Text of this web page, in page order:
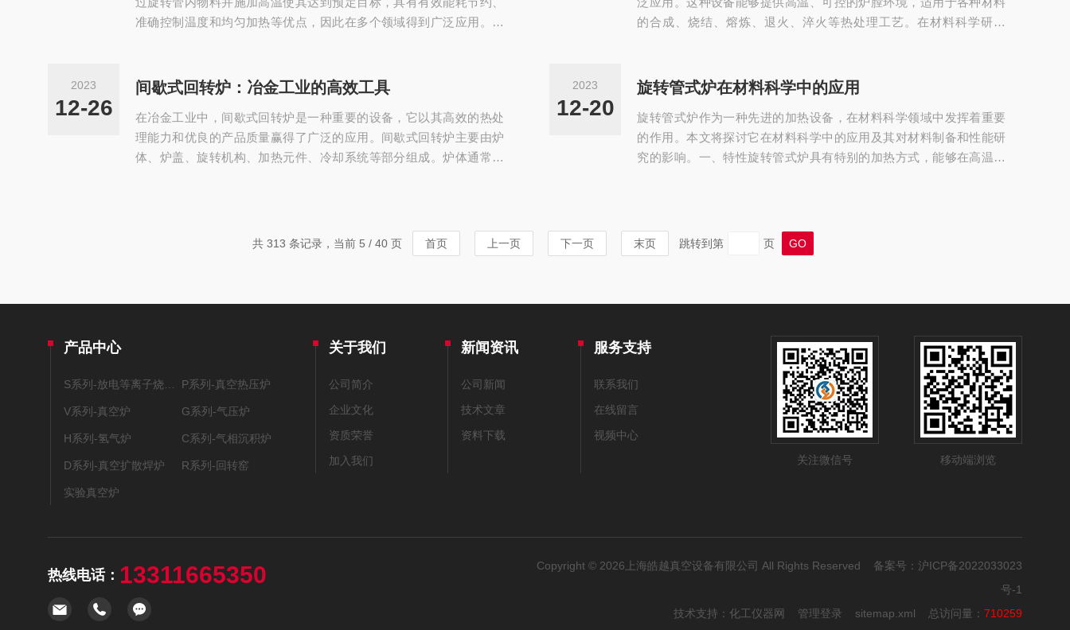
准确控制温度和均匀加热等优点，因此在多个领域得到广泛应用。首
旋转功能能够满足这些工业要求。例如，铬铁合金生产过程中需要采
其次，在建材行业中也有着广泛的应用。建材行业中需要将原材料进...
的合成、烧结、熔炼、退火、淬火等热处理工艺。在材料科学研究
料等。例如，碳化硅陶瓷的制备就需要在高温下进行反应，而管式炉
它在材料改性方面也具有重要作用。通过调整加热温度、保温时间等
工...
2023
12-26
间歇式回转炉：冶金工业的高效工具
在冶金工业中，间歇式回转炉是一种重要的设备，它以其高效的热处
理能力和优良的产品质量赢得了广泛的应用。间歇式回转炉主要由炉
体、炉盖、旋转机构、加热元件、冷却系统等部分组成。炉体通常由
加热和冷却。加热元件通常采用电加热或燃气加热，能够提供足够的
热量来满足热处理的需求。冷却系统则负责将炉体内的热量迅速排出...
2023
12-20
旋转管式炉在材料科学中的应用
旋转管式炉作为一种先进的加热设备，在材料科学领域中发挥着重要
的作用。本文将探讨它在材料科学中的应用及其对材料制备和性能研
究的影响。一、特性旋转管式炉具有特别的加热方式，能够在高温、
导材料、陶瓷材料、金属合金等。通过准确控制温度、压力和气氛，
可以获得具有优异性能的新材料。金属材料的热处理：可用于金属材...
共 313 条记录，当前 5 / 40 页 首页 上一页 下一页 末页 跳转到第 页
产品中心
P系列-真空热压炉
V系列-真空炉 G系列-气压炉
H系列-氢气炉 C系列-气相沉积炉
D系列-真空扩散焊炉 R系列-回转窑
实验真空炉
关于我们
公司简介
企业文化
资质荣誉
加入我们
新闻资讯
公司新闻
技术文章
资料下载
服务支持
联系我们
在线留言
视频中心
关注微信号
移动端浏览
热线电话： 13311665350 Copyright © 2026上海皓越真空设备有限公司 All Rights Reserved 备案号： 沪ICP备2022033023
号-1
技术支持： 化工仪器网 管理登录 sitemap.xml 总访问量： 710259